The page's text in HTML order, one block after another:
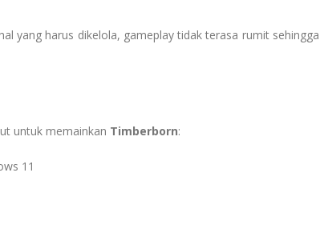
yang harus dikelola, gameplay tidak terasa rumit sehingga
untuk memainkan Timberborn:
11